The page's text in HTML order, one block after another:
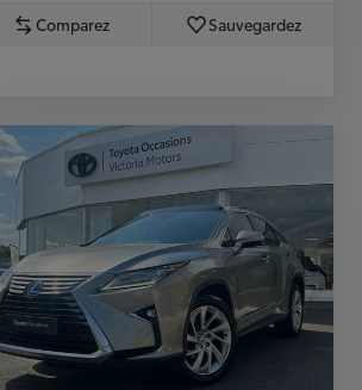
Comparez Sauvegardez